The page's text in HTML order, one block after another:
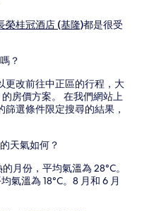
榮桂冠酒店 (基隆)都是很受
？
更改前往中正區的行程，大
房價方案。 在我們網站上
選條件限定搜尋的結果，
天氣如何？
月份，平均氣溫為 28°C。
氣溫為 18°C。8 月和 6 月